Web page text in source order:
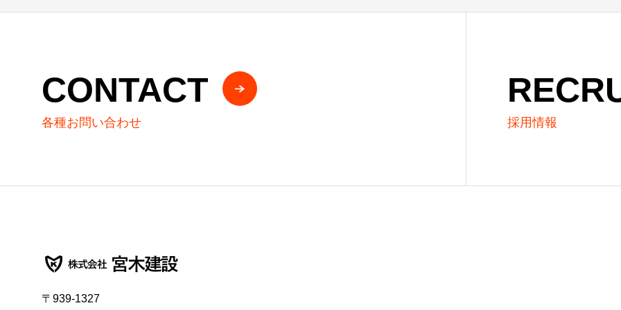
CONTACT
各種お問い合わせ 採用情報
〒939-1327